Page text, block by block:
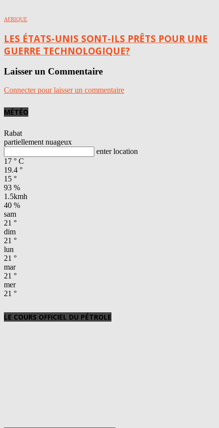
AFRIQUE
LES ÉTATS-UNIS SONT-ILS PRÊTS POUR UNE
GUERRE TECHNOLOGIQUE?
Laisser un Commentaire
Connecter pour laisser un commentaire
MÉTÉO
Rabat
partiellement nuageux
enter location
17 ° C
19.4 °
15 °
93 %
1.5kmh
40 %
sam
21 °
dim
21 °
lun
21 °
mar
21 °
mer
21 °
LE COURS OFFICIEL DU PÉTROLE